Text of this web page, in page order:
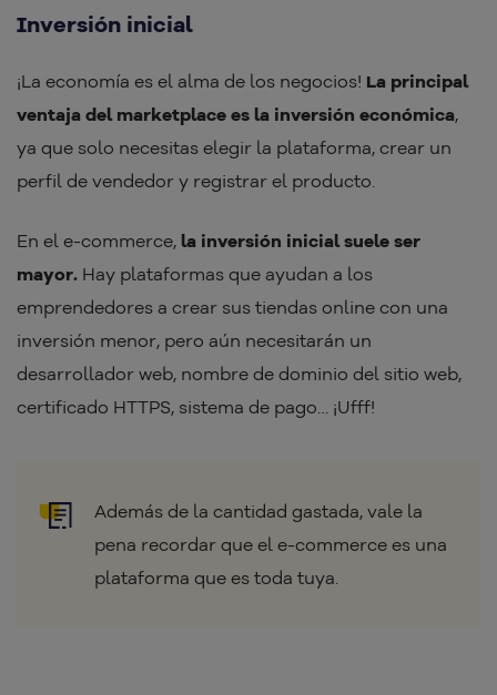
Inversión inicial
¡La economía es el alma de los negocios! La principal
ventaja del marketplace es la inversión económica,
ya que solo necesitas elegir la plataforma, crear un
perfil de vendedor y registrar el producto.
En el e-commerce, la inversión inicial suele ser
mayor. Hay plataformas que ayudan a los
emprendedores a crear sus tiendas online con una
inversión menor, pero aún necesitarán un
desarrollador web, nombre de dominio del sitio web,
certificado HTTPS, sistema de pago… ¡Ufff!
Además de la cantidad gastada, vale la
pena recordar que el e-commerce es una
plataforma que es toda tuya.